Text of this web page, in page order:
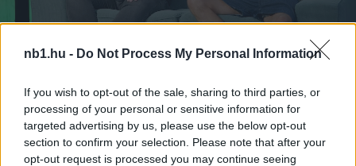
nb1.hu - Do Not Process My Personal Information
If you wish to opt-out of the sale, sharing to third parties, or
processing of your personal or sensitive information for
targeted advertising by us, please use the below opt-out
section to confirm your selection. Please note that after your
opt-out request is processed you may continue seeing
UnmuteLoaded
0%
Borítókép forrása: kbsc.hu